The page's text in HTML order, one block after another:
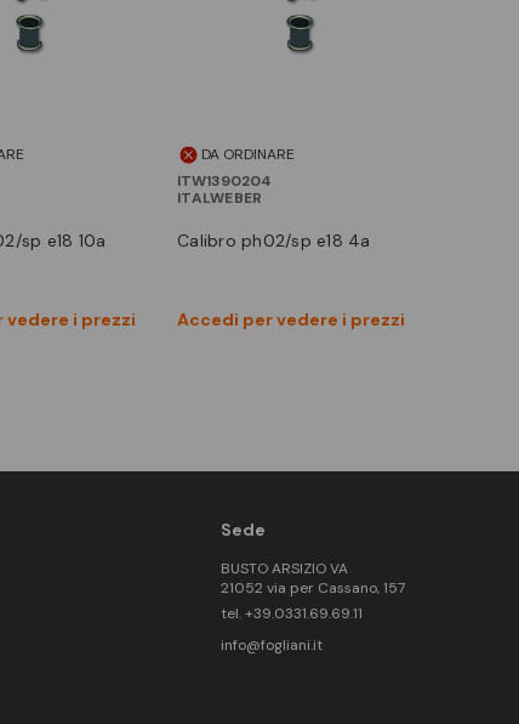
sp e18 10a
vedere i prezzi
DA ORDINARE
ITW1390204
ITALWEBER
calibro ph02/sp e18 4a
Accedi per vedere i prezzi
Confronta
Sede
BUSTO ARSIZIO VA
21052 via per Cassano, 157
tel. +39.0331.69.69.11
info@fogliani.it